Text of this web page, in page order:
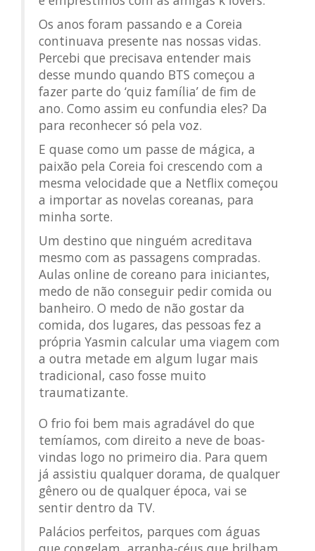
Os anos foram passando e a Coreia
continuava presente nas nossas vidas.
Percebi que precisava entender mais
desse mundo quando BTS começou a
fazer parte do ‘quiz família’ de fim de
ano. Como assim eu confundia eles? Da
para reconhecer só pela voz.
E quase como um passe de mágica, a
paixão pela Coreia foi crescendo com a
mesma velocidade que a Netflix começou
a importar as novelas coreanas, para
minha sorte.
Um destino que ninguém acreditava
mesmo com as passagens compradas.
Aulas online de coreano para iniciantes,
medo de não conseguir pedir comida ou
banheiro. O medo de não gostar da
comida, dos lugares, das pessoas fez a
própria Yasmin calcular uma viagem com
a outra metade em algum lugar mais
tradicional, caso fosse muito
traumatizante.
O frio foi bem mais agradável do que
temíamos, com direito a neve de boas-
vindas logo no primeiro dia. Para quem
já assistiu qualquer dorama, de qualquer
gênero ou de qualquer época, vai se
sentir dentro da TV.
Palácios perfeitos, parques com águas